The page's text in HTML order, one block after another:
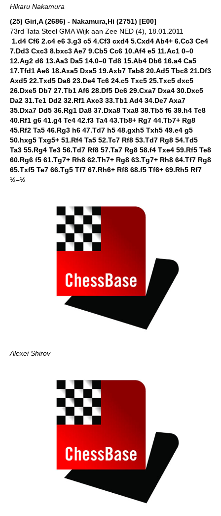
Hikaru Nakamura
(25) Giri,A (2686) - Nakamura,Hi (2751) [E00]
73rd Tata Steel GMA Wijk aan Zee NED (4), 18.01.2011
1.d4 Cf6 2.c4 e6 3.g3 c5 4.Cf3 cxd4 5.Cxd4 Ab4+ 6.Cc3 Ce4
7.Dd3 Cxc3 8.bxc3 Ae7 9.Cb5 Cc6 10.Af4 e5 11.Ac1 0–0
12.Ag2 d6 13.Aa3 Da5 14.0–0 Td8 15.Ab4 Db6 16.a4 Ca5
17.Tfd1 Ae6 18.Axa5 Dxa5 19.Axb7 Tab8 20.Ad5 Tbc8 21.Df3
Axd5 22.Txd5 Da6 23.De4 Tc6 24.c5 Txc5 25.Txc5 dxc5
26.Dxe5 Db7 27.Tb1 Af6 28.Df5 Dc6 29.Cxa7 Dxa4 30.Dxc5
Da2 31.Te1 Dd2 32.Rf1 Axc3 33.Tb1 Ad4 34.De7 Axa7
35.Dxa7 Dd5 36.Rg1 Da8 37.Dxa8 Txa8 38.Tb5 f6 39.h4 Te8
40.Rf1 g6 41.g4 Te4 42.f3 Ta4 43.Tb8+ Rg7 44.Tb7+ Rg8
45.Rf2 Ta5 46.Rg3 h6 47.Td7 h5 48.gxh5 Txh5 49.e4 g5
50.hxg5 Txg5+ 51.Rf4 Ta5 52.Tc7 Rf8 53.Td7 Rg8 54.Td5
Ta3 55.Rg4 Te3 56.Td7 Rf8 57.Ta7 Rg8 58.f4 Txe4 59.Rf5 Te8
60.Rg6 f5 61.Tg7+ Rh8 62.Th7+ Rg8 63.Tg7+ Rh8 64.Tf7 Rg8
65.Txf5 Te7 66.Tg5 Tf7 67.Rh6+ Rf8 68.f5 Tf6+ 69.Rh5 Rf7
½–½
Alexei Shirov